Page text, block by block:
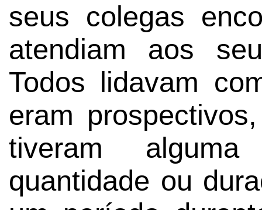
seus colegas
atendiam aos
Todos lidavam
eram
tiveram
quantidade ou